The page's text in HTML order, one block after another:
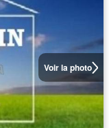
Voir la photo